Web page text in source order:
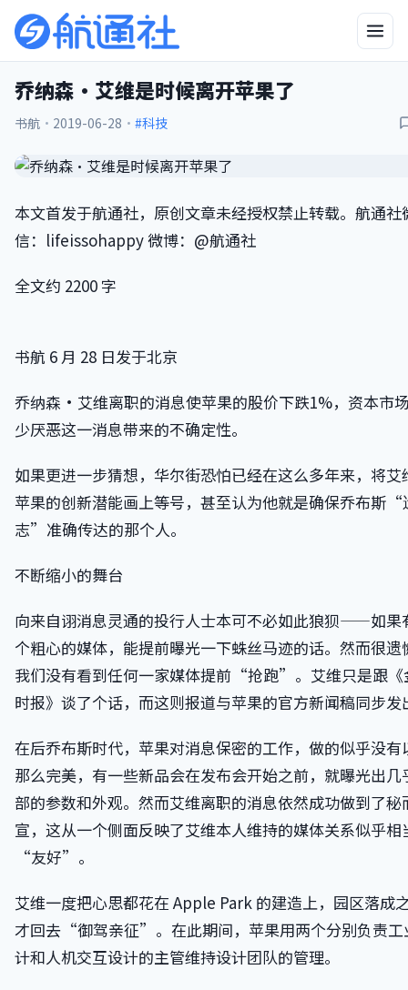
乔纳森·艾维是时候离开苹果了
书航 · 2019-06-28 · #科技
本文首发于航通社，原创文章未经授权禁止转载。航通社
信：lifeissohappy 微博：@航通社
全文约 2200 字
书航 6 月 28 日发于北京
乔纳森·艾维离职的消息使苹果的股价下跌1%，资本市
少厌恶这一消息带来的不确定性。
如果更进一步猜想，华尔街恐怕已经在这么多年来，将艾
苹果的创新潜能画上等号，甚至认为他就是确保乔布斯“
志”准确传达的那个人。
不断缩小的舞台
向来自诩消息灵通的投行人士本可不必如此狼狈——如果
个粗心的媒体，能提前曝光一下蛛丝马迹的话。然而很遗
我们没有看到任何一家媒体提前“抢跑”。艾维只是跟《
时报》谈了个话，而这则报道与苹果的官方新闻稿同步发
在后乔布斯时代，苹果对消息保密的工作，做的似乎没有
那么完美，有一些新品会在发布会开始之前，就曝光出几
部的参数和外观。然而艾维离职的消息依然成功做到了秘
宣，这从一个侧面反映了艾维本人维持的媒体关系似乎相
“友好”。
艾维一度把心思都花在 Apple Park 的建造上，园区落成
才回去“御驾亲征”。在此期间，苹果用两个分别负责工
计和人机交互设计的主管维持设计团队的管理。